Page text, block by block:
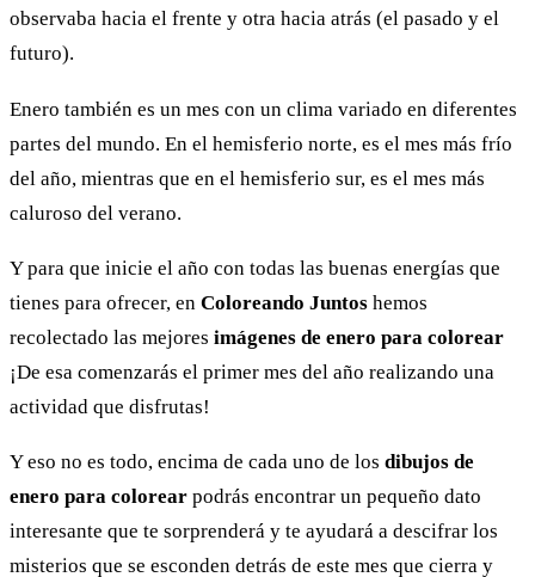
observaba hacia el frente y otra hacia atrás (el pasado y el
futuro).
Enero también es un mes con un clima variado en diferentes
partes del mundo. En el hemisferio norte, es el mes más frío
del año, mientras que en el hemisferio sur, es el mes más
caluroso del verano.
Y para que inicie el año con todas las buenas energías que
tienes para ofrecer, en Coloreando Juntos hemos
recolectado las mejores imágenes de enero para colorear
¡De esa comenzarás el primer mes del año realizando una
actividad que disfrutas!
Y eso no es todo, encima de cada uno de los dibujos de
enero para colorear podrás encontrar un pequeño dato
interesante que te sorprenderá y te ayudará a descifrar los
misterios que se esconden detrás de este mes que cierra y